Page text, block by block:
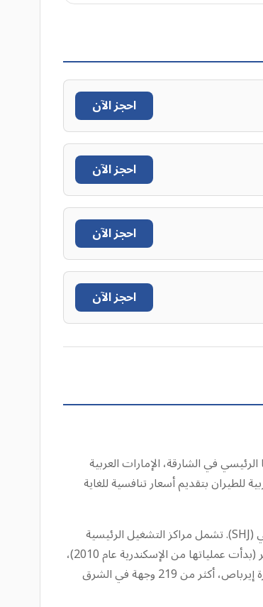
احجز الآن
احجز الآن
احجز الآن
احجز الآن
في الشارقة، الإمارات العربية
للطيران بتقديم أسعار تنافسية للغاية
تعتمد العربية للطيران نموذجًا قويًا متعدد المحاور، وتوسع نطاق وصولها بشكل استراتيجي إلى ما وراء قاعدتها الرئيسية في مطار الشارقة الدولي (SHJ). تشمل مراكز التشغيل الرئيسية
مطار رأس الخيمة الدولي، بالإضافة إلى مشاريع دولية مثل العربية للطيران المغرب (أطلقت في الدار البيضاء عام 2009)، والعربية للطيران مصر (بدأت عملياتها من الإسكندرية عام 2010)،
والعربية للطيران أبوظبي (مشروع مشترك عام 2020 مع الاتحاد للطيران). تربط هذه الشبكة الواسعة، التي تضم أسطولًا حديثًا مكونًا من 92 طائرة إيرباص، أكثر من 219 وجهة في الشرق